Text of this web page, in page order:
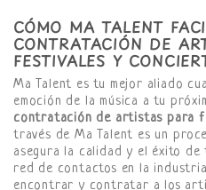
CÓMO MA TALENT
CONTRATACIÓN DE
FESTIVALES Y
Ma Talent es tu mejor aliado
emoción de la música a tu
contratación de artistas para
través de Ma Talent es un
asegura la calidad y el éxito de
red de contactos en la
encontrar y contratar a los